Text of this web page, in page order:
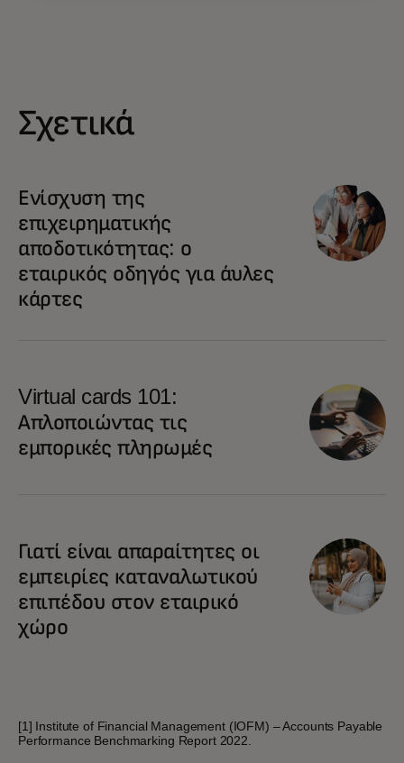
Σχετικά
Ενίσχυση της
επιχειρηματικής
αποδοτικότητας: ο
εταιρικός οδηγός για άυλες
κάρτες
Virtual cards 101:
Απλοποιώντας τις
εμπορικές πληρωμές
Γιατί είναι απαραίτητες οι
εμπειρίες καταναλωτικού
επιπέδου στον εταιρικό
χώρο
[1] Institute of Financial Management (IOFM) – Accounts Payable
Performance Benchmarking Report 2022.